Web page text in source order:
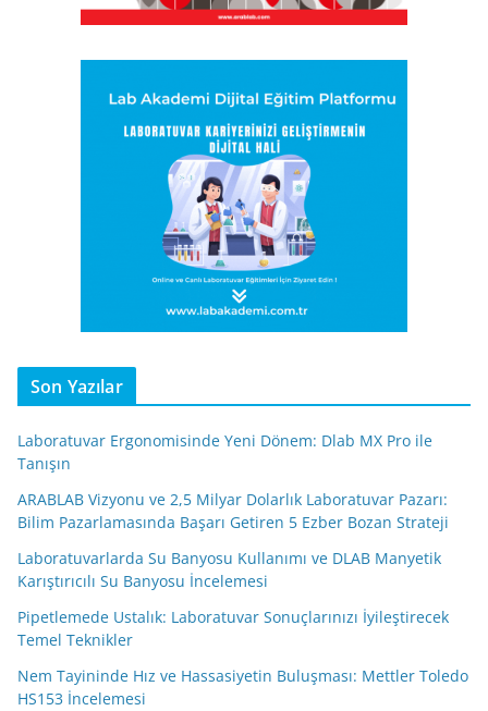
Son Yazılar
Laboratuvar Ergonomisinde Yeni Dönem: Dlab MX Pro ile
Tanışın
ARABLAB Vizyonu ve 2,5 Milyar Dolarlık Laboratuvar Pazarı:
Bilim Pazarlamasında Başarı Getiren 5 Ezber Bozan Strateji
Laboratuvarlarda Su Banyosu Kullanımı ve DLAB Manyetik
Karıştırıcılı Su Banyosu İncelemesi
Pipetlemede Ustalık: Laboratuvar Sonuçlarınızı İyileştirecek
Temel Teknikler
Nem Tayininde Hız ve Hassasiyetin Buluşması: Mettler Toledo
HS153 İncelemesi